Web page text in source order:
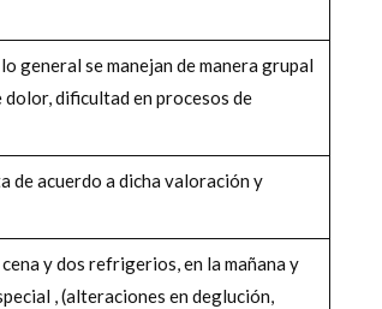
general se manejan de manera grupal
dolor, dificultad en procesos de
de acuerdo a dicha valoración y
y dos refrigerios, en la mañana y
, (alteraciones en deglución,